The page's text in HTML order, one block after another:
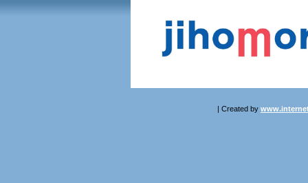
| Created by